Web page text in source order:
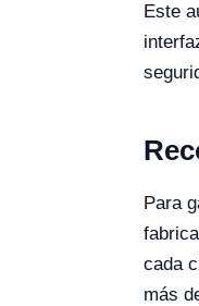
Este
Para
cada
más